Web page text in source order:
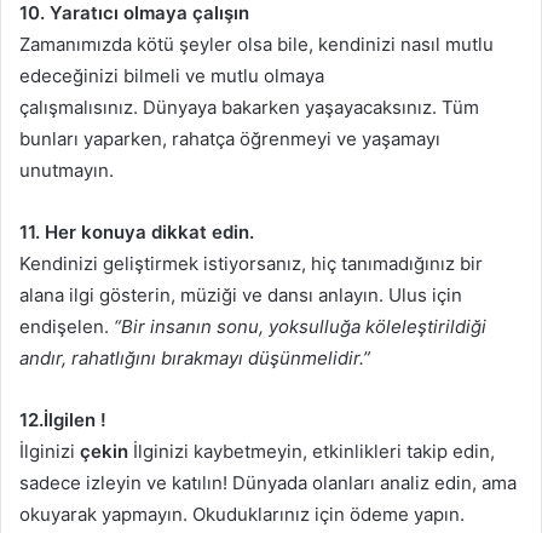
10. Yaratıcı olmaya çalışın
Zamanımızda kötü şeyler olsa bile, kendinizi nasıl mutlu
edeceğinizi bilmeli ve mutlu olmaya
çalışmalısınız. Dünyaya bakarken yaşayacaksınız. Tüm
bunları yaparken, rahatça öğrenmeyi ve yaşamayı
unutmayın.
11. Her konuya dikkat edin.
Kendinizi geliştirmek istiyorsanız, hiç tanımadığınız bir
alana ilgi gösterin, müziği ve dansı anlayın. Ulus için
endişelen. “Bir insanın sonu, yoksulluğa köleleştirildiği
andır, rahatlığını bırakmayı düşünmelidir.”
12.İlgilen !
İlginizi çekin İlginizi kaybetmeyin, etkinlikleri takip edin,
sadece izleyin ve katılın! Dünyada olanları analiz edin, ama
okuyarak yapmayın. Okuduklarınız için ödeme yapın.